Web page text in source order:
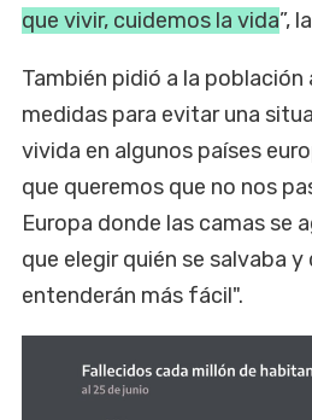
que vivir, cuidemos la vida”,
También pidió a la población
medidas para evitar una
vivida en algunos países
que queremos que no nos
Europa donde las camas se
que elegir quién se salvaba
entenderán más fácil".